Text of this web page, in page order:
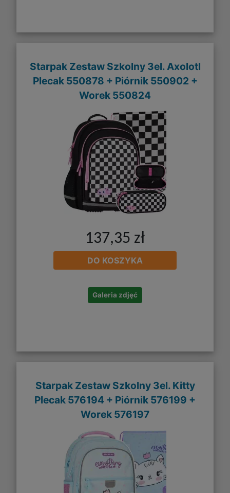
Starpak Zestaw Szkolny 3el. Axolotl
Plecak 550878 + Piórnik 550902 +
Worek 550824
137,35 zł
DO KOSZYKA
Galeria zdjęć
Starpak Zestaw Szkolny 3el. Kitty
Plecak 576194 + Piórnik 576199 +
Worek 576197